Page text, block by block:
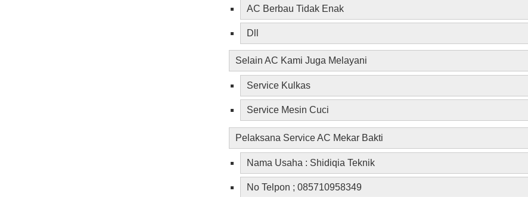
AC Berbau Tidak Enak
Dll
Selain AC Kami Juga Melayani
Service Kulkas
Service Mesin Cuci
Pelaksana Service AC Mekar Bakti
Nama Usaha : Shidiqia Teknik
No Telpon ; 085710958349